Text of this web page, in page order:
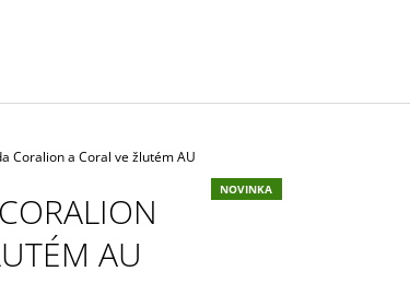
Coralion a Coral ve žlutém AU
AU
NOVINKA